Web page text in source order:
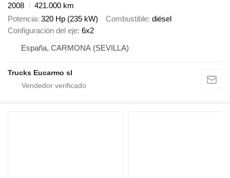
2008
421.000 km
Potencia 320 Hp (235 kW) Combustible diésel
Configuración del eje 6x2
España, CARMONA (SEVILLA)
Trucks Eucarmo sl